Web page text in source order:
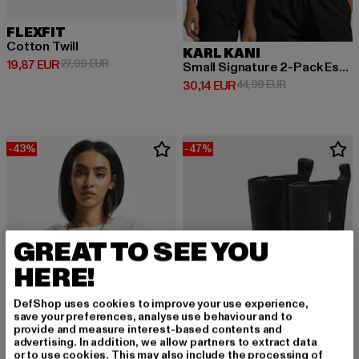
FLEXFIT
Cotton Twill
19,87 EUR
Derzeitiger Preis: 19,87 EUR
27,99 EURAktionspreis: 27,99 EUR
KARL KANI
Small Signature 2-Pack Essential Racer
30,14 EUR
Derzeitiger Preis: 30,14 EUR
44,99 EURAktionspreis:
-43% -47%
GREAT TO SEE YOU
HERE!
DefShop uses cookies to improve your use experience,
save your preferences, analyse use behaviour and to
provide and measure interest-based contents and
advertising. In addition, we allow partners to extract data
or to use cookies. This may also include the processing of